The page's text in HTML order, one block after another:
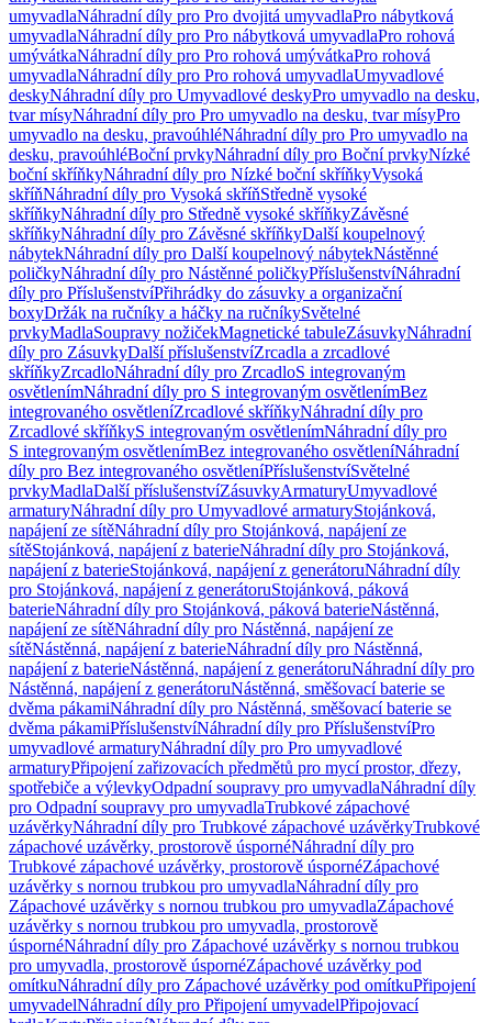
umyvadlaNáhradní díly pro Pro dvojitá umyvadlaPro nábytková
umyvadlaNáhradní díly pro Pro nábytková umyvadlaPro rohová
umývátkaNáhradní díly pro Pro rohová umývátkaPro rohová
umyvadlaNáhradní díly pro Pro rohová umyvadlaUmyvadlové
deskyNáhradní díly pro Umyvadlové deskyPro umyvadlo na desku,
tvar mísyNáhradní díly pro Pro umyvadlo na desku, tvar mísyPro
umyvadlo na desku, pravoúhléNáhradní díly pro Pro umyvadlo na
desku, pravoúhléBoční prvkyNáhradní díly pro Boční prvkyNízké
boční skříňkyNáhradní díly pro Nízké boční skříňkyVysoká
skříňNáhradní díly pro Vysoká skříňStředně vysoké
skříňkyNáhradní díly pro Středně vysoké skříňkyZávěsné
skříňkyNáhradní díly pro Závěsné skříňkyDalší koupelnový
nábytekNáhradní díly pro Další koupelnový nábytekNástěnné
poličkyNáhradní díly pro Nástěnné poličkyPříslušenstvíNáhradní
díly pro PříslušenstvíPřihrádky do zásuvky a organizační
boxyDržák na ručníky a háčky na ručníkySvětelné
prvkyMadlaSoupravy nožičekMagnetické tabuleZásuvkyNáhradní
díly pro ZásuvkyDalší příslušenstvíZrcadla a zrcadlové
skříňkyZrcadloNáhradní díly pro ZrcadloS integrovaným
osvětlenímNáhradní díly pro S integrovaným osvětlenímBez
integrovaného osvětleníZrcadlové skříňkyNáhradní díly pro
Zrcadlové skříňkyS integrovaným osvětlenímNáhradní díly pro
S integrovaným osvětlenímBez integrovaného osvětleníNáhradní
díly pro Bez integrovaného osvětleníPříslušenstvíSvětelné
prvkyMadlaDalší příslušenstvíZásuvkyArmaturyUmyvadlové
armaturyNáhradní díly pro Umyvadlové armaturyStojánková,
napájení ze sítěNáhradní díly pro Stojánková, napájení ze
sítěStojánková, napájení z baterieNáhradní díly pro Stojánková,
napájení z baterieStojánková, napájení z generátoruNáhradní díly
pro Stojánková, napájení z generátoruStojánková, páková
baterieNáhradní díly pro Stojánková, páková baterieNástěnná,
napájení ze sítěNáhradní díly pro Nástěnná, napájení ze
sítěNástěnná, napájení z baterieNáhradní díly pro Nástěnná,
napájení z baterieNástěnná, napájení z generátoruNáhradní díly pro
Nástěnná, napájení z generátoruNástěnná, směšovací baterie se
dvěma pákamiNáhradní díly pro Nástěnná, směšovací baterie se
dvěma pákamiPříslušenstvíNáhradní díly pro PříslušenstvíPro
umyvadlové armaturyNáhradní díly pro Pro umyvadlové
armaturyPřipojení zařizovacích předmětů pro mycí prostor, dřezy,
spotřebiče a výlevkyOdpadní soupravy pro umyvadlaNáhradní díly
pro Odpadní soupravy pro umyvadlaTrubkové zápachové
uzávěrkyNáhradní díly pro Trubkové zápachové uzávěrkyTrubkové
zápachové uzávěrky, prostorově úspornéNáhradní díly pro
Trubkové zápachové uzávěrky, prostorově úspornéZápachové
uzávěrky s nornou trubkou pro umyvadlaNáhradní díly pro
Zápachové uzávěrky s nornou trubkou pro umyvadlaZápachové
uzávěrky s nornou trubkou pro umyvadla, prostorově
úspornéNáhradní díly pro Zápachové uzávěrky s nornou trubkou
pro umyvadla, prostorově úspornéZápachové uzávěrky pod
omítkuNáhradní díly pro Zápachové uzávěrky pod omítkuPřipojení
umyvadelNáhradní díly pro Připojení umyvadelPřipojovací